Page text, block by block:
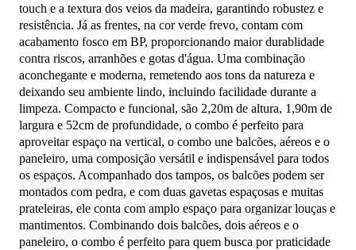
touch e a textura dos veios da madeira, garantindo robustez e
resistência. Já as frentes, na cor verde frevo, contam com
acabamento fosco em BP, proporcionando maior durablidade
contra riscos, arranhões e gotas d'água. Uma combinação
aconchegante e moderna, remetendo aos tons da natureza e
deixando seu ambiente lindo, incluindo facilidade durante a
limpeza. Compacto e funcional, são 2,20m de altura, 1,90m de
largura e 52cm de profundidade, o combo é perfeito para
aproveitar espaço na vertical, o combo une balcões, aéreos e o
paneleiro, uma composição versátil e indispensável para todos
os espaços. Acompanhado dos tampos, os balcões podem ser
montados com pedra, e com duas gavetas espaçosas e muitas
prateleiras, ele conta com amplo espaço para organizar louças e
mantimentos. Combinando dois balcões, dois aéreos e o
paneleiro, o combo é perfeito para quem busca por praticidade